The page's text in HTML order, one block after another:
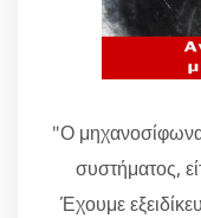
"Ο
συστήματος,
Έχουμε